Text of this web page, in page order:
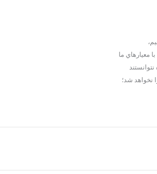
معيارهاي ما
نخواهد شد؛